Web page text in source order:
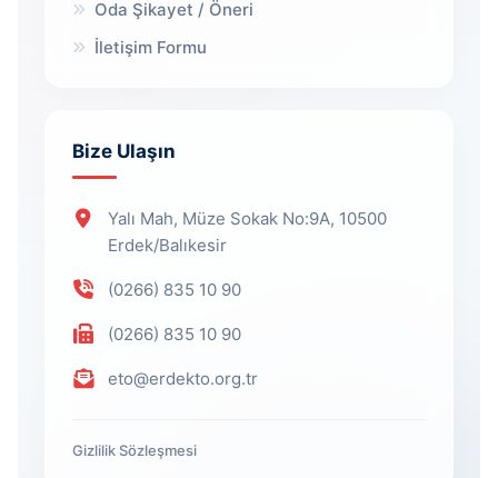
Oda Şikayet / Öneri
İletişim Formu
Bize Ulaşın
Yalı Mah, Müze Sokak No:9A, 10500
Erdek/Balıkesir
(0266) 835 10 90
(0266) 835 10 90
eto@erdekto.org.tr
Gizlilik Sözleşmesi